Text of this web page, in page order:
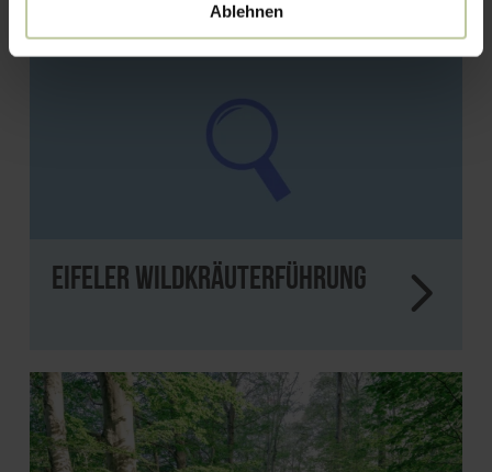
Ablehnen
Eifeler Wildkräuterführung